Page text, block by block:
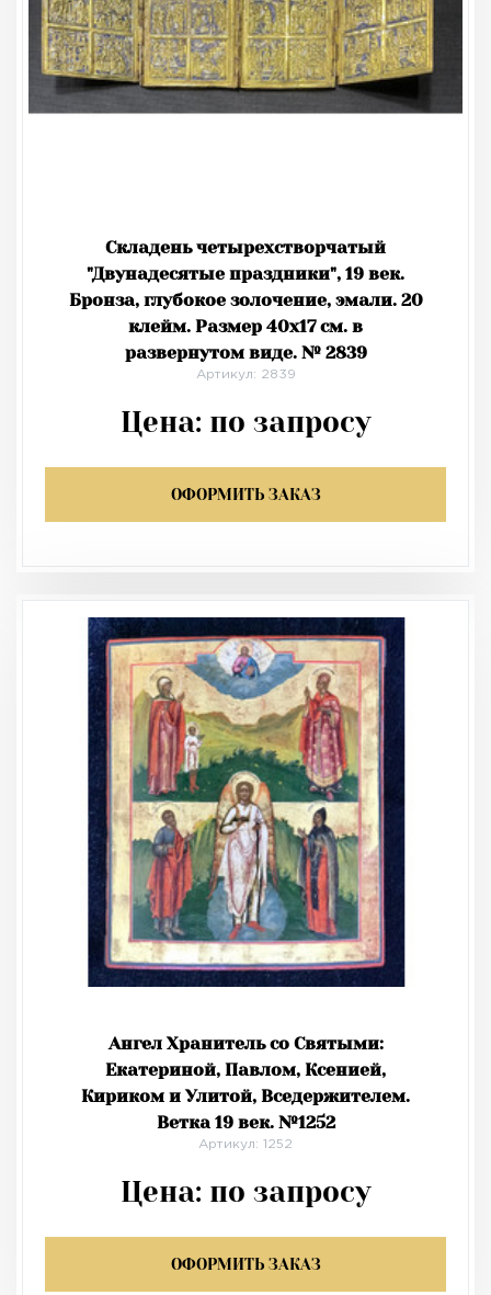
Складень четырехстворчатый
"Двунадесятые праздники", 19 век.
Бронза, глубокое золочение, эмали. 20
клейм. Размер 40х17 см. в
развернутом виде. № 2839
Артикул: 2839
Цена: по запросу
ОФОРМИТЬ ЗАКАЗ
Ангел Хранитель со Святыми:
Екатериной, Павлом, Ксенией,
Кириком и Улитой, Вседержителем.
Ветка 19 век. №1252
Артикул: 1252
Цена: по запросу
ОФОРМИТЬ ЗАКАЗ